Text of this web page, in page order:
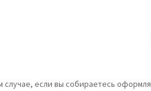
случае, если вы собираетесь